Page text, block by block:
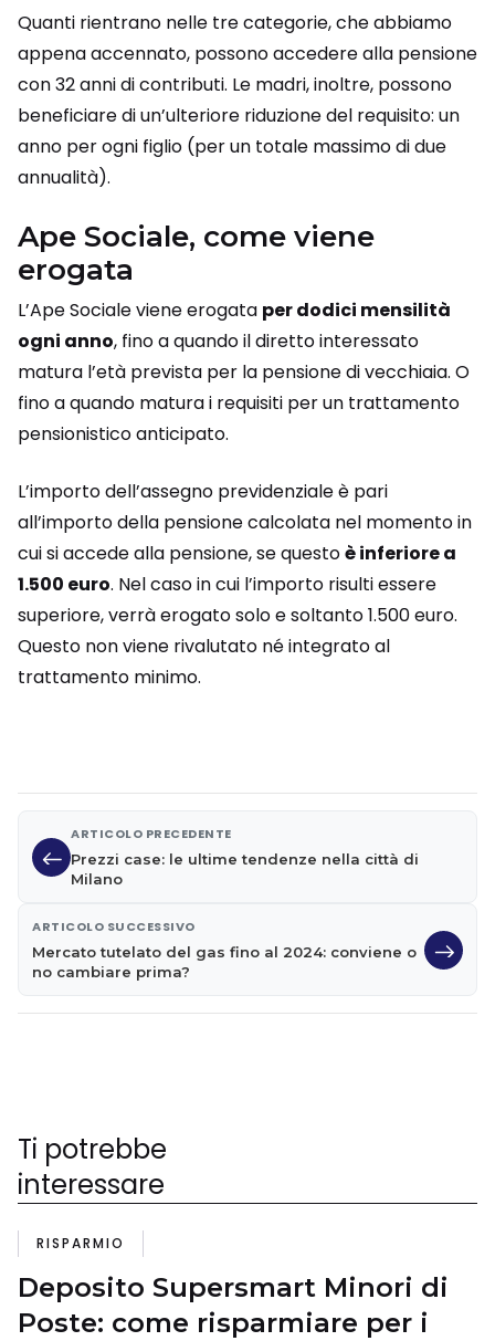
Quanti rientrano nelle tre categorie, che abbiamo
appena accennato, possono accedere alla pensione
con 32 anni di contributi. Le madri, inoltre, possono
beneficiare di un’ulteriore riduzione del requisito: un
anno per ogni figlio (per un totale massimo di due
annualità).
Ape Sociale, come viene
erogata
L’Ape Sociale viene erogata per dodici mensilità
ogni anno, fino a quando il diretto interessato
matura l’età prevista per la pensione di vecchiaia. O
fino a quando matura i requisiti per un trattamento
pensionistico anticipato.
L’importo dell’assegno previdenziale è pari
all’importo della pensione calcolata nel momento in
cui si accede alla pensione, se questoè inferiore a
1.500 euro. Nel caso in cui l’importo risulti essere
superiore, verrà erogato solo e soltanto 1.500 euro.
Questo non viene rivalutato né integrato al
trattamento minimo.
ARTICOLO PRECEDENTE
Prezzi case: le ultime tendenze nella città di
Milano
ARTICOLO SUCCESSIVO
Mercato tutelato del gas fino al 2024: conviene o
no cambiare prima?
Ti potrebbe
interessare
RISPARMIO
Deposito Supersmart Minori di
Poste: come risparmiare per i